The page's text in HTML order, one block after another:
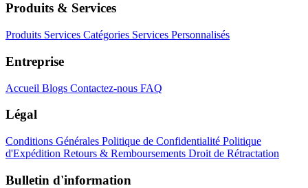
Produits & Services
Produits Services Catégories Services Personnalisés
Entreprise
Accueil Blogs Contactez-nous FAQ
Légal
Conditions Générales Politique de Confidentialité Politique
d'Expédition Retours & Remboursements Droit de Rétractation
Bulletin d'information